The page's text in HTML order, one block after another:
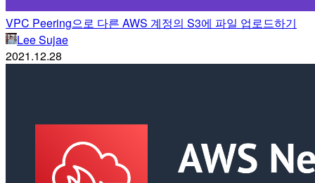
VPC Peering으로 다른 AWS 계정의 S3에 파일 업로드하기
Lee Sujae
2021.12.28